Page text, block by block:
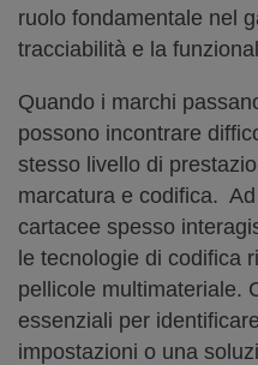
ruolo fondamentale nel
tracciabilità e la
Quando i marchi
possono incontrare
stesso livello di
marcatura e codifica.
cartacee spesso
le tecnologie di codifica
pellicole multimateriale.
essenziali per
impostazioni o una